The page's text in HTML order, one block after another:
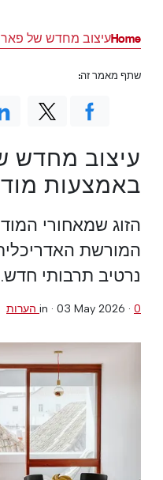
Homeעיצוב מחדש של
עיצוב מחדש
באמצעות
הזוג שמאחורי
המורשת
נרטיב תרבותי חדש.
in · 03 May 2026 · 0 הערות
שתף מאמר זה: